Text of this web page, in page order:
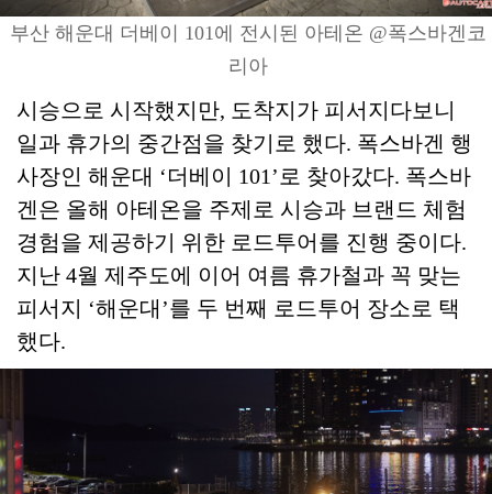
부산 해운대 더베이 101에 전시된 아테온 @폭스바겐코
리아
시승으로 시작했지만, 도착지가 피서지다보니
일과 휴가의 중간점을 찾기로 했다. 폭스바겐 행
사장인 해운대 ‘더베이 101’로 찾아갔다. 폭스바
겐은 올해 아테온을 주제로 시승과 브랜드 체험
경험을 제공하기 위한 로드투어를 진행 중이다.
지난 4월 제주도에 이어 여름 휴가철과 꼭 맞는
피서지 ‘해운대’를 두 번째 로드투어 장소로 택
했다.